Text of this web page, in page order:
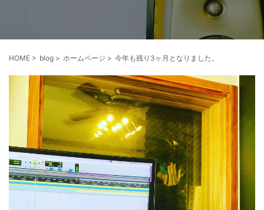
HOME > blog > ホームページ > 今年も残り3ヶ月となりました。